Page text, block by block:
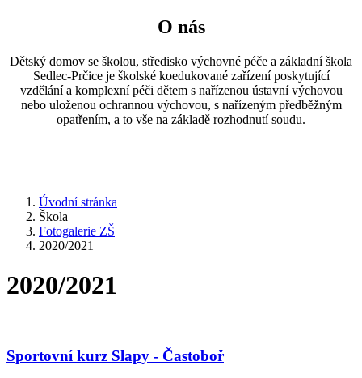
O nás
Dětský domov se školou, středisko výchovné péče a základní škola
Sedlec-Prčice je školské koedukované zařízení poskytující
vzdělání a komplexní péči dětem s nařízenou ústavní výchovou
nebo uloženou ochrannou výchovou, s nařízeným předběžným
opatřením, a to vše na základě rozhodnutí soudu.
Úvodní stránka
Škola
Fotogalerie ZŠ
2020/2021
2020/2021
Sportovní kurz Slapy - Častoboř